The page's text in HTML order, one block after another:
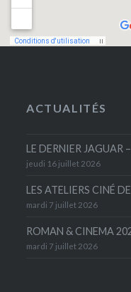
ACTUALITÉS
LE DERNIER JAGUAR
jeudi 16 juillet 2026
LES ATELIERS CINÉ DE
mardi 7 juillet 2026
ROMAN & CINEMA
mardi 7 juillet 2026